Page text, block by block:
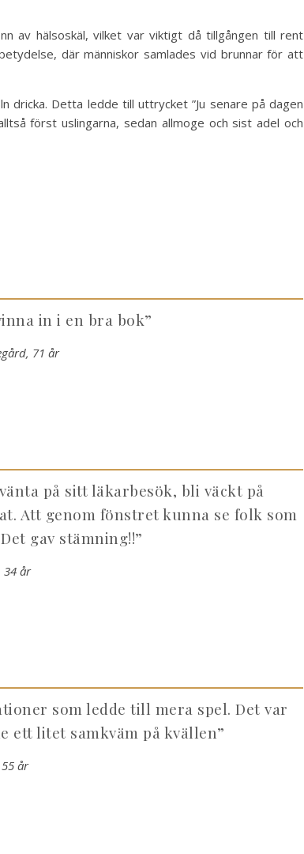
av hälsoskäl, vilket var viktigt då tillgången till rent
där människor samlades vid brunnar för att
dricka. Detta ledde till uttrycket ”Ju senare på dagen
först uslingarna, sedan allmoge och sist adel och
in i en bra bok”
71 år
på sitt läkarbesök, bli väckt på
Att genom fönstret kunna se folk som
gav stämning!!”
34 år
som ledde till mera spel. Det var
ett litet samkväm på kvällen”
år